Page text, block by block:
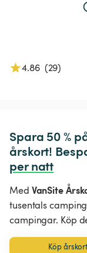
4.86 (29)
Spara 50 %
årskort!
per natt
Med VanSite
tusentals
campingar. Köp
Köp årskort